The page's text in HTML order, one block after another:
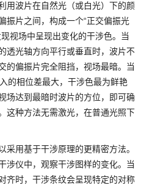
用波片在自然光（或白光）下的颜
振片之间，构成一个“正交偏振光
视场中呈现出变化的干涉色。当
透光轴方向平行或垂直时，波片不
的偏振片完全阻挡，视场最暗。当
的相位差最大，干涉色最为鲜艳
场达到最暗时波片的方位，即可确
这种方法无需激光，在普通光照下
采用基于干涉原理的更精密方法。
涉仪中，观察干涉图样的变化。当
齐时，干涉条纹会呈现特定的对称